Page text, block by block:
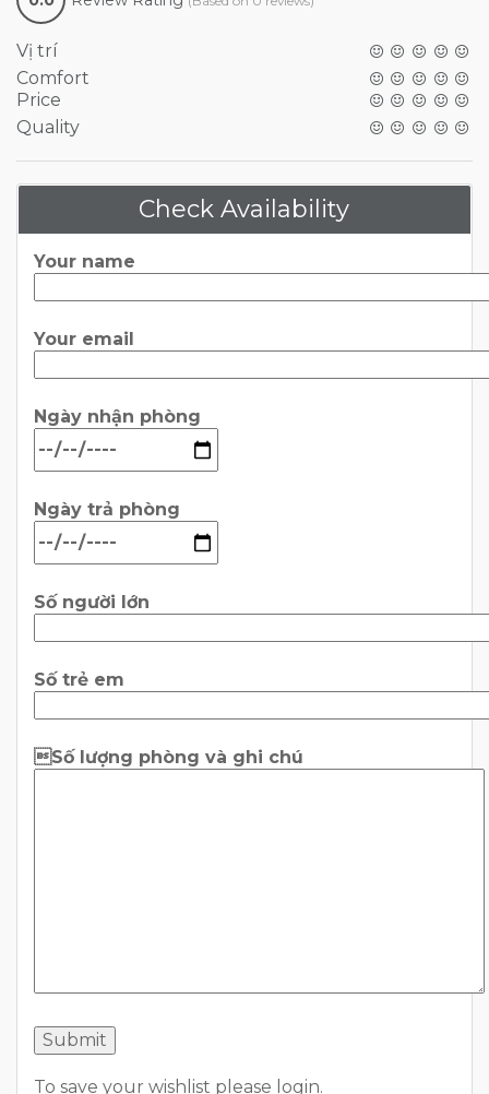
Vị trí
Comfort
Price
Quality
Check Availability
Your name
Your email
Ngày nhận phòng
Ngày trả phòng
Số người lớn
Số trẻ em
Số lượng phòng và ghi chú
To save your wishlist please login.